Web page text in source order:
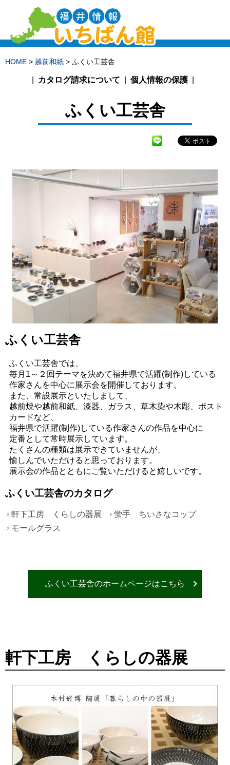
HOME > 越前和紙 > ふくい工芸舎
カタログ請求について 個人情報の保護
ふくい工芸舎
ふくい工芸舎
ふくい工芸舎では、
毎月1～２回テーマを決めて福井県で活躍(制作)している
作家さんを中心に展示会を開催しております。
また、常設展示といたしまして、
越前焼や越前和紙、漆器、ガラス、草木染や木彫、ポスト
カードなど、
福井県で活躍(制作)している作家さんの作品を中心に
定番として常時展示しています。
たくさんの種類は展示できていませんが、
愉しんでいただけると思っております。
展示会の作品とともにご覧いただけると嬉しいです。
ふくい工芸舎のカタログ
軒下工房 くらしの器展
蛍手 ちいさなコップ
モールグラス
ふくい工芸舎のホームページはこちら
軒下工房 くらしの器展